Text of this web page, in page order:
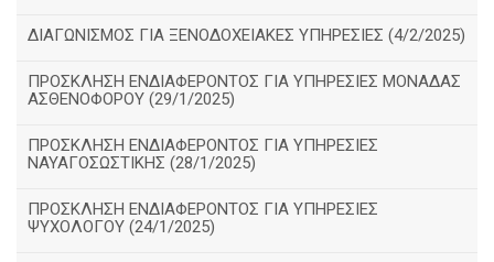
ΔΙΑΓΩΝΙΣΜΟΣ ΓΙΑ ΞΕΝΟΔΟΧΕΙΑΚΕΣ ΥΠΗΡΕΣΙΕΣ (4/2/2025)
ΠΡΟΣΚΛΗΣΗ ΕΝΔΙΑΦΕΡΟΝΤΟΣ ΓΙΑ ΥΠΗΡΕΣΙΕΣ ΜΟΝΑΔΑΣ
ΑΣΘΕΝΟΦΟΡΟΥ (29/1/2025)
ΠΡΟΣΚΛΗΣΗ ΕΝΔΙΑΦΕΡΟΝΤΟΣ ΓΙΑ ΥΠΗΡΕΣΙΕΣ
ΝΑΥΑΓΟΣΩΣΤΙΚΗΣ (28/1/2025)
ΠΡΟΣΚΛΗΣΗ ΕΝΔΙΑΦΕΡΟΝΤΟΣ ΓΙΑ ΥΠΗΡΕΣΙΕΣ
ΨΥΧΟΛΟΓΟΥ (24/1/2025)